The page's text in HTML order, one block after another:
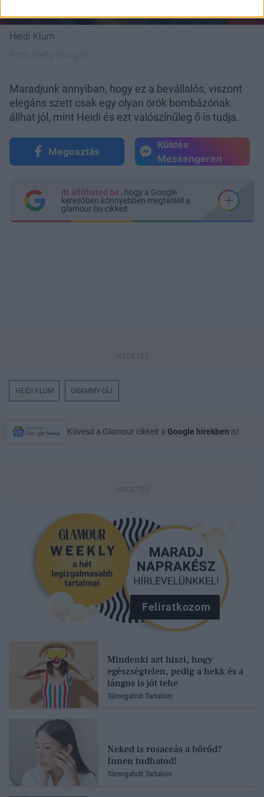
Heidi Klum
Maradjunk annyiban, hogy ez a bevállalós, viszont
elegáns szett csak egy olyan örök bombázónak
állhat jól, mint Heidi és ezt valószínűleg ő is tudja.
Megosztás
Küldés
Messengeren
Itt állíthatod be , hogy a Google
keresőben könnyebben megtaláld a
glamour.hu cikkeit
HEIDI KLUM GRAMMY-DÍJ
Kövesd a Glamour cikkeit a Google hírekben is!
Feliratkozom
Mindenki azt hiszi, hogy
egészségtelen, pedig a hekk és a
lángos is jót tehe
Támogatott Tartalom
Neked is rosaceás a bőrőd?
Innen tudhatod!
Támogatott Tartalom